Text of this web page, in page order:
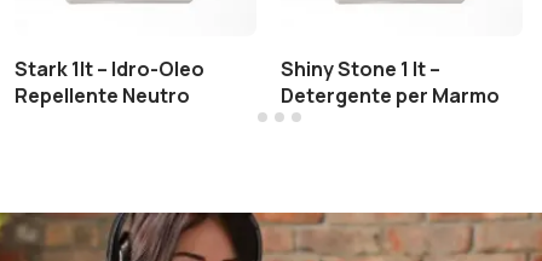
Stark 1lt – Idro-Oleo
Repellente Neutro
Shiny Stone 1 lt –
Detergente per Marmo